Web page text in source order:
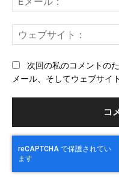
次回の私のコメントの
メール、そしてウェブサイ